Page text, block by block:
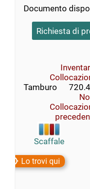
Documento
Richiesta di
Tamburo
Scaffale
Lo trovi qui